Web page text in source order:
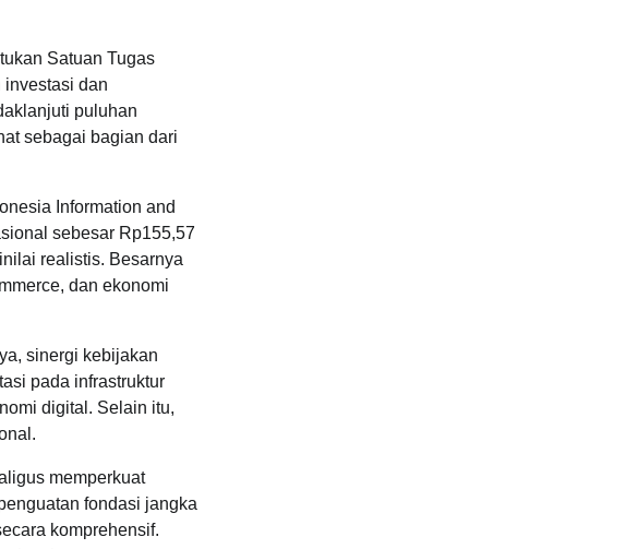
Satuan Tugas
investasi dan
puluhan
sebagai bagian dari
Information and
sebesar Rp155,57
realistis. Besarnya
dan ekonomi
sinergi kebijakan
pada infrastruktur
digital. Selain itu,
memperkuat
fondasi jangka
komprehensif.